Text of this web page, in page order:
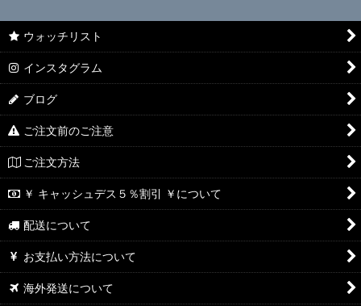
ウォッチリスト
インスタグラム
ブログ
ご注文前のご注意
ご注文方法
￥ キャッシュデス５％割引 ￥について
配送について
お支払い方法について
海外発送について